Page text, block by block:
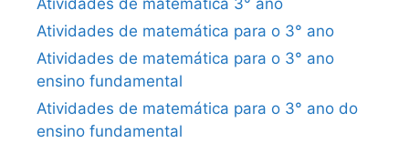
Atividades de matemática para o 3° ano
Atividades de matemática para o 3° ano
ensino fundamental
Atividades de matemática para o 3° ano do
ensino fundamental